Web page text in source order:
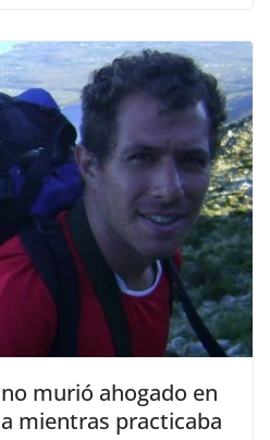
murió ahogado en
mientras practicaba